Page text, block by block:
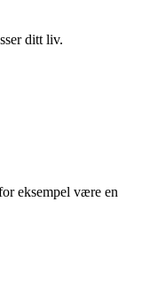
ditt liv.
eksempel være en